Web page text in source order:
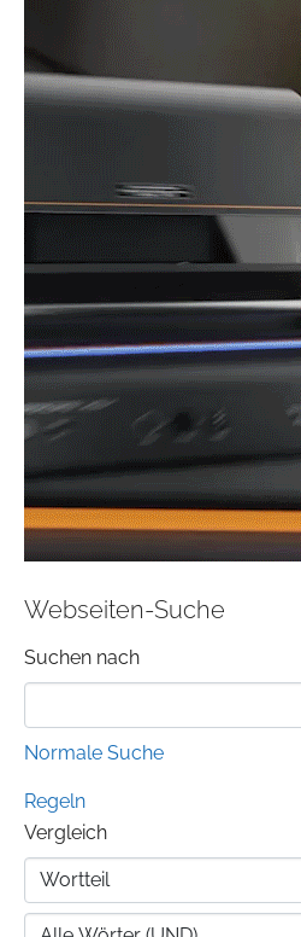
Webseiten-Suche
Suchformular
Suchen nach
Normale Suche
Regeln
Vergleich